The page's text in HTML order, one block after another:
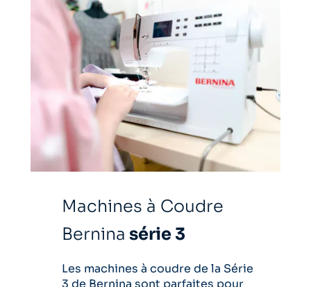
Machines à Coudre
Bernina série 3
Les machines à coudre de la Série
3 de Bernina sont parfaites pour